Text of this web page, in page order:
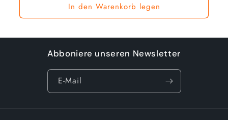
In den Warenkorb legen
Abboniere unseren Newsletter
E-Mail